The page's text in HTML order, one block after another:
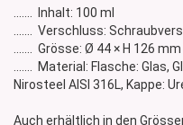
....... Inhalt: 100 ml
....... Verschluss:
....... Grösse: Ø 44 × H 126 mm
....... Material: Flasche: Glas,
Nirosteel AISI 316L, Kappe:
Auch erhältlich in den